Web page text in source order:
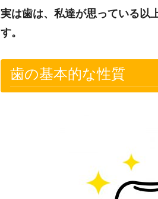
実は歯は、私達が思っている以
す。
歯の基本的な性質